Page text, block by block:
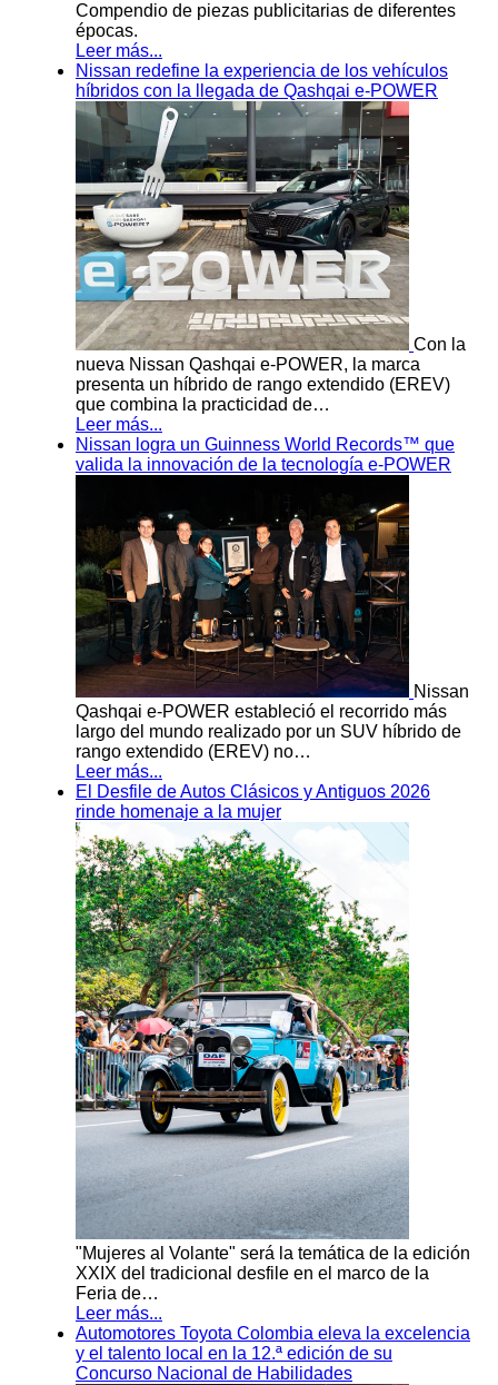
Compendio de piezas publicitarias de diferentes
épocas.
Leer más...
Nissan redefine la experiencia de los vehículos
híbridos con la llegada de Qashqai e-POWER
Con la
nueva Nissan Qashqai e-POWER, la marca
presenta un híbrido de rango extendido (EREV)
que combina la practicidad de…
Leer más...
Nissan logra un Guinness World Records™ que
valida la innovación de la tecnología e-POWER
Nissan
Qashqai e-POWER estableció el recorrido más
largo del mundo realizado por un SUV híbrido de
rango extendido (EREV) no…
Leer más...
El Desfile de Autos Clásicos y Antiguos 2026
rinde homenaje a la mujer
"Mujeres al Volante" será la temática de la edición
XXIX del tradicional desfile en el marco de la
Feria de…
Leer más...
Automotores Toyota Colombia eleva la excelencia
y el talento local en la 12.ª edición de su
Concurso Nacional de Habilidades